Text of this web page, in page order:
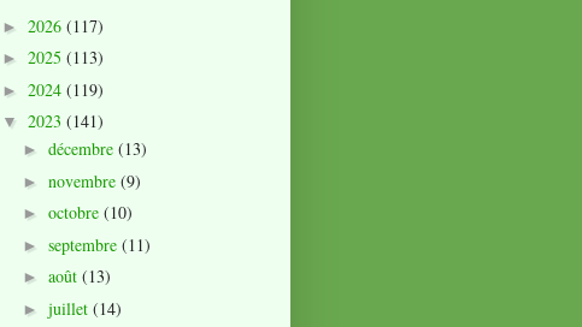
► 2026 (117)
► 2025 (113)
► 2024 (119)
▼ 2023 (141)
► décembre (13)
► novembre (9)
► octobre (10)
► septembre (11)
► août (13)
► juillet (14)